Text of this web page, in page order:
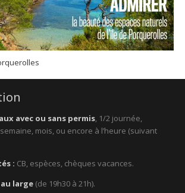
avec ou sans permis, 1/2 journée,
mois, ou encore à l’heure (suivant
: CB, espèces, chèques vacances.
large(de 19h30 à 21h).